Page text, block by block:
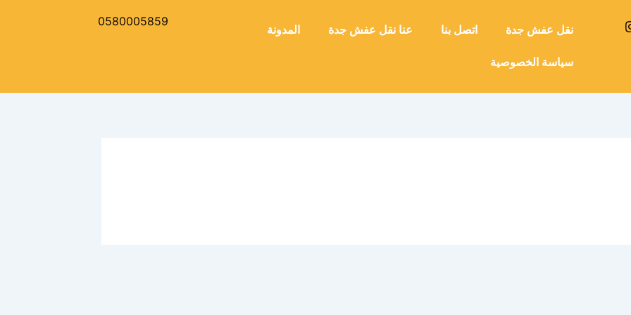
نقل عفش جدة اتصل بنا عنا نقل عفش جدة المدونة
سياسة الخصوصية
0580005859